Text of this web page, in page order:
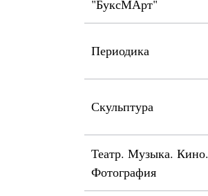
"БуксМАрт"
Периодика
Скульптура
Театр. Музыка. Кино.
Фотография